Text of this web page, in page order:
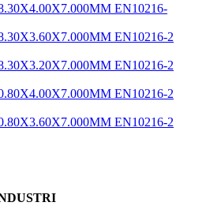
EN10216-
EN10216-2
EN10216-2
EN10216-2
EN10216-2